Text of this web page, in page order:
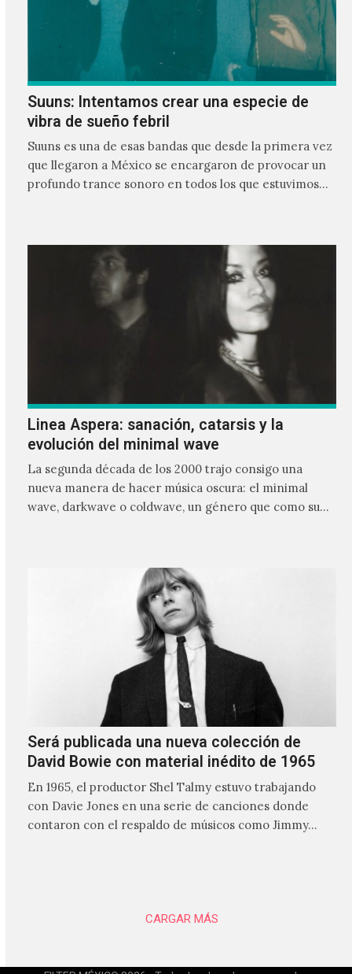
Suuns: Intentamos crear una especie de
vibra de sueño febril
Suuns es una de esas bandas que desde la primera vez
que llegaron a México se encargaron de provocar un
profundo trance sonoro en todos los que estuvimos
Linea Aspera: sanación, catarsis y la
evolución del minimal wave
La segunda década de los 2000 trajo consigo una
nueva manera de hacer música oscura: el minimal
wave, darkwave o coldwave, un género que como su
Será publicada una nueva colección de
David Bowie con material inédito de 1965
En 1965, el productor Shel Talmy estuvo trabajando
con Davie Jones en una serie de canciones donde
contaron con el respaldo de músicos como Jimmy…
CARGAR MÁS